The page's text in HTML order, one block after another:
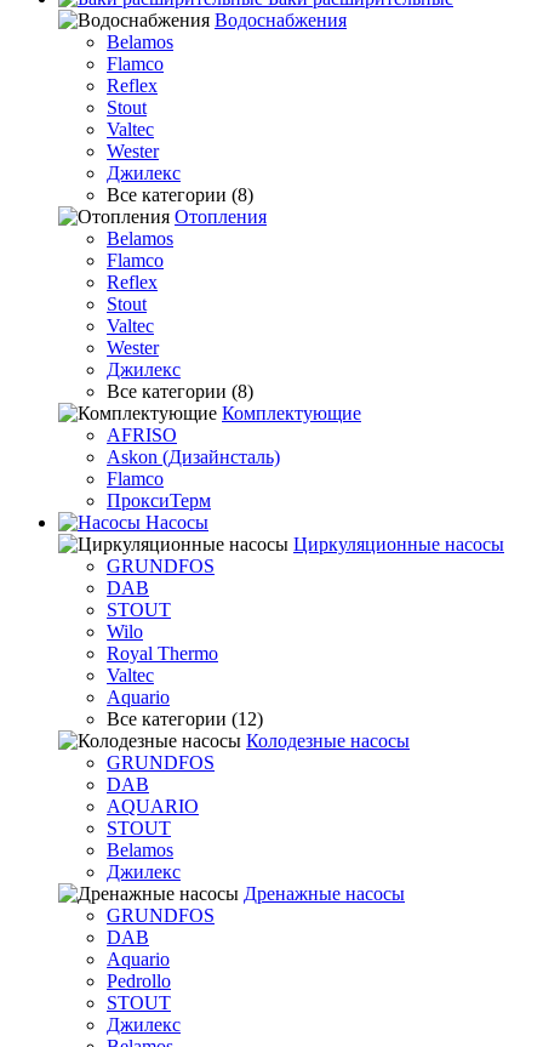
Водоснабжения
Belamos
Flamco
Reflex
Stout
Valtec
Wester
Джилекс
Все категории (8)
Отопления
Belamos
Flamco
Reflex
Stout
Valtec
Wester
Джилекс
Все категории (8)
Комплектующие
AFRISO
Askon (Дизайнсталь)
Flamco
ПроксиТерм
Насосы
Циркуляционные насосы
GRUNDFOS
DAB
STOUT
Wilo
Royal Thermo
Valtec
Aquario
Все категории (12)
Колодезные насосы
GRUNDFOS
DAB
AQUARIO
STOUT
Belamos
Джилекс
Дренажные насосы
GRUNDFOS
DAB
Aquario
Pedrollo
STOUT
Джилекс